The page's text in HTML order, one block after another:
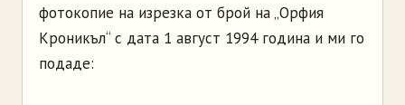
фотокопие на изрезка от брой на „Орфия
Кроникъл“ с дата 1 август 1994 година и ми го
подаде: